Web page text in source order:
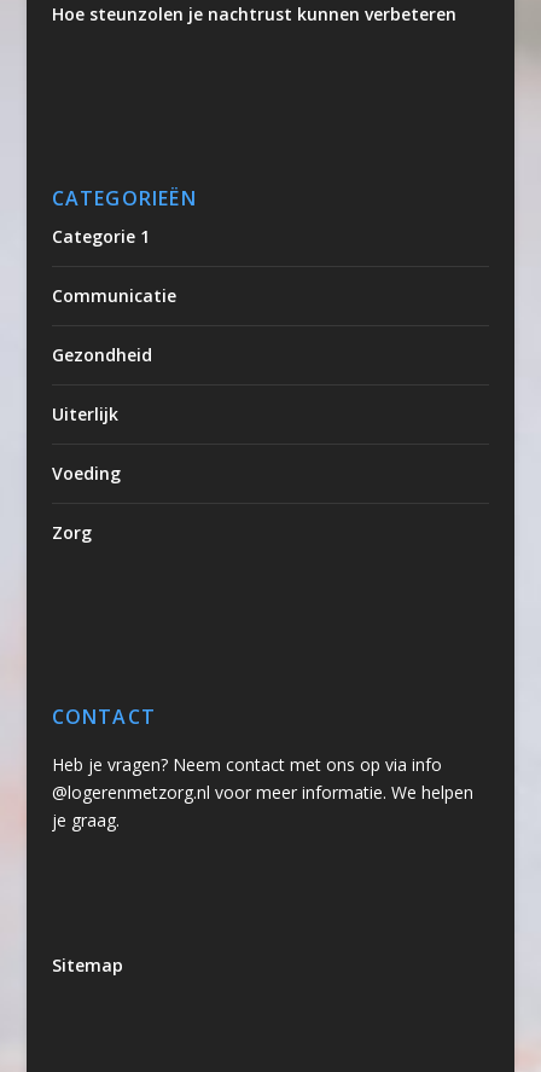
Hoe steunzolen je nachtrust kunnen verbeteren
CATEGORIEËN
Categorie 1
Communicatie
Gezondheid
Uiterlijk
Voeding
Zorg
CONTACT
Heb je vragen? Neem contact met ons op via info
@logerenmetzorg.nl voor meer informatie. We helpen
je graag.
Sitemap